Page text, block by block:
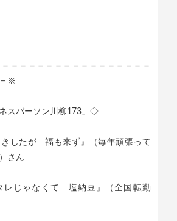
＝＝＝＝＝＝＝＝＝＝＝＝＝＝＝＝
※
スパーソン川柳173」◇
したが 福も来ず』（毎年頑張って
さん
レじゃなくて 塩納豆』（全国転勤